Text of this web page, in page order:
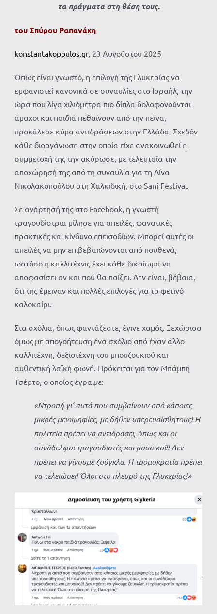
τα πράγματα στη θέση τους.
του Σπύρου Ραπανάκη
konstantakopoulos.gr, 23 Αυγούστου 2025
Όπως είναι γνωστό, η επιλογή της Γλυκερίας να
εμφανιστεί κανονικά σε συναυλίες στο Ισραήλ, την
ώρα που λίγα χιλιόμετρα πιο δίπλα δολοφονούνται
άμαχοι και παιδιά πεθαίνουν από την πείνα,
προκάλεσε κύμα αντιδράσεων στην Ελλάδα. Σχεδόν
κάθε διοργάνωση στην οποία είχε ανακοινωθεί η
συμμετοχή της την ακύρωσε, με τελευταία την
αποχώρησή της από τη συναυλία για τη Λίνα
Νικολακοπούλου στη Χαλκιδική, στο Sani Festival.
Σε ανάρτησή της στο Facebook, η γνωστή
τραγουδίστρια μίλησε για απειλές, φανατικές
πρακτικές και κίνδυνο επεισοδίων. Μπορεί αυτές οι
απειλές να μην επιβεβαιώνονται από πουθενά,
ωστόσο η καλλιτέχνις έχει κάθε δικαίωμα να
αποφασίσει αν και πού θα παίξει. Δεν είναι, βέβαια,
ότι της έμειναν και πολλές επιλογές για το φετινό
καλοκαίρι.
Στα σχόλια, όπως φαντάζεστε, έγινε χαμός. Ξεχώρισα
όμως με απογοήτευση ένα σχόλιο από έναν άλλο
καλλιτέχνη, δεξιοτέχνη του μπουζουκιού και
αυθεντική λαϊκή φωνή. Πρόκειται για τον Μπάμπη
Τσέρτο, ο οποίος έγραψε:
«Ντροπή γι’ αυτά που συμβαίνουν από κάποιες
μικρές μειοψηφίες, με δήθεν υπερευαίσθητους! Η
πολιτεία πρέπει να αντιδράσει, όπως και οι
συνάδελφοι τραγουδιστές και μουσικοί!! Δεν
πρέπει να γίνουμε ζούγκλα. Η τρομοκρατία πρέπει
να τελειώσει! Όλοι στο πλευρό της Γλυκερίας!»